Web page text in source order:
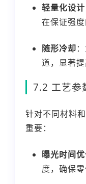
轻量化设计
在保证强
随形冷却
道，显著
7.2 工艺参
针对不同材料
重要：
曝光时间
度，确保